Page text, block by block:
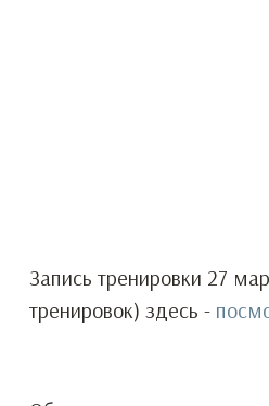
Запись тренировки 27
тренировок) здесь -